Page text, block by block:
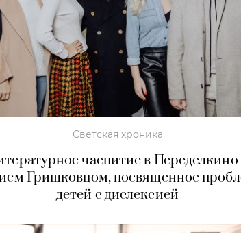
Светская хроника
чаепитие в Переделкино
Гришковцом, посвященное
детей с дислексией